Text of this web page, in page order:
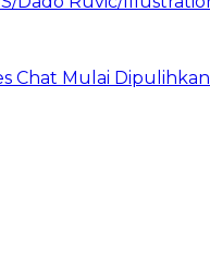
Chat Mulai Dipulihkan